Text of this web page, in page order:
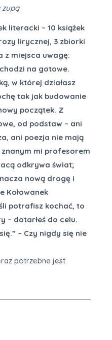
zupą
literacki – 10 książek
lirycznej, 3 zbiorki
z miejsca uwagę:
na gotowe.
w której działasz
tak jak budowanie
początek. Z
od podstaw – ani
ani poezja nie mają
mi profesorem
odkrywa świat;
nową drogę i
Kołowanek
potrafisz kochać, to
– dotarłeś do celu.
– Czy nigdy się nie
potrzebne jest